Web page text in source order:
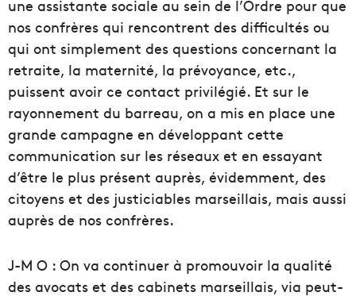
une assistante sociale au sein de l’Ordre pour que
nos confrères qui rencontrent des difficultés ou
qui ont simplement des questions concernant la
retraite, la maternité, la prévoyance, etc.,
puissent avoir ce contact privilégié. Et sur le
rayonnement du barreau, on a mis en place une
grande campagne en développant cette
communication sur les réseaux et en essayant
d’être le plus présent auprès, évidemment, des
citoyens et des justiciables marseillais, mais aussi
auprès de nos confrères.
J-M O : On va continuer à promouvoir la qualité
des avocats et des cabinets marseillais, via peut-